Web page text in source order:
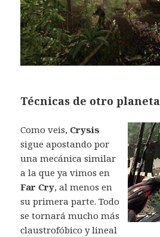
Técnicas de otro planeta
Como veis, Crysis
sigue apostando por
una mecánica similar
a la que ya vimos en
Far Cry, al menos en
su primera parte. Todo
se tornará mucho más
claustrofóbico y lineal